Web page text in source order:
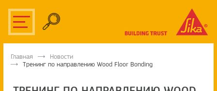
Главная
Новости
Тренинг по направлению Wood Floor Bonding